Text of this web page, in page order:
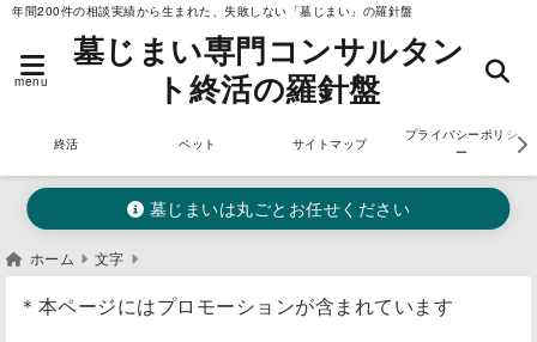
年間200件の相談実績から生まれた、失敗しない「墓じまい」の羅針盤
menu
墓じまい専門コンサルタン
ト終活の羅針盤
終活 ペット サイトマップ
プライバシーポリシ
ー
墓じまいは丸ごとお任せください
ホーム 文字
＊本ページにはプロモーションが含まれています